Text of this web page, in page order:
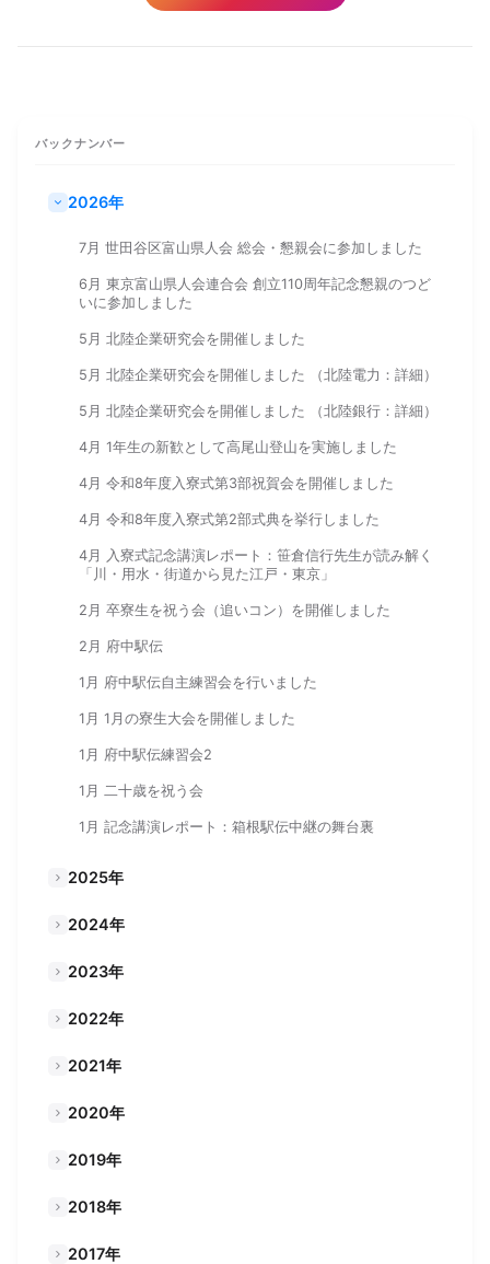
バックナンバー
2026年
7月 世田谷区富山県人会 総会・懇親会に参加しました
6月 東京富山県人会連合会 創立110周年記念懇親のつど
いに参加しました
5月 北陸企業研究会を開催しました
5月 北陸企業研究会を開催しました （北陸電力：詳細）
5月 北陸企業研究会を開催しました （北陸銀行：詳細）
4月 1年生の新歓として高尾山登山を実施しました
4月 令和8年度入寮式第3部祝賀会を開催しました
4月 令和8年度入寮式第2部式典を挙行しました
4月 入寮式記念講演レポート：笹倉信行先生が読み解く
「川・用水・街道から見た江戸・東京」
2月 卒寮生を祝う会（追いコン）を開催しました
2月 府中駅伝
1月 府中駅伝自主練習会を行いました
1月 1月の寮生大会を開催しました
1月 府中駅伝練習会2
1月 二十歳を祝う会
1月 記念講演レポート：箱根駅伝中継の舞台裏
2025年
2024年
2023年
2022年
2021年
2020年
2019年
2018年
2017年